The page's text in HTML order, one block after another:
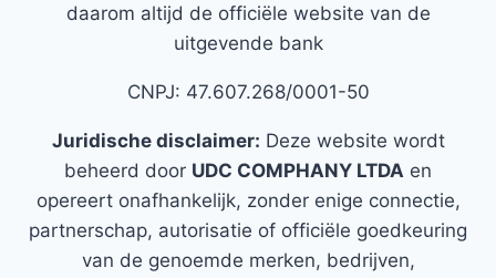
daarom altijd de officiële website van de
uitgevende bank
CNPJ: 47.607.268/0001-50
Juridische disclaimer: Deze website wordt
beheerd door UDC COMPHANY LTDA en
opereert onafhankelijk, zonder enige connectie,
partnerschap, autorisatie of officiële goedkeuring
van de genoemde merken, bedrijven,